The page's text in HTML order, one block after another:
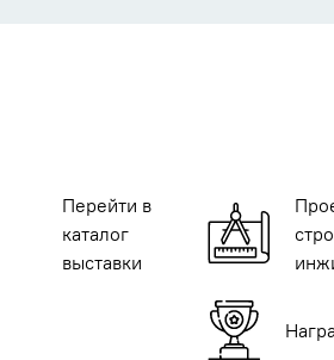
Перейти в
каталог
выставки